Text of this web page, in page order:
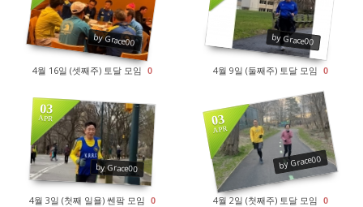
by Grace00
1457
4월 16일 (셋째주) 토달 모임 0
by Grace00
1603
4월 9일 (둘째주) 토달 모임 0
03
APR
by Grace00
1645
4월 3일 (첫째 일욜) 쎈팤 모임 0
03
APR
by Grace00
1468
4월 2일 (첫째주) 토달 모임 0